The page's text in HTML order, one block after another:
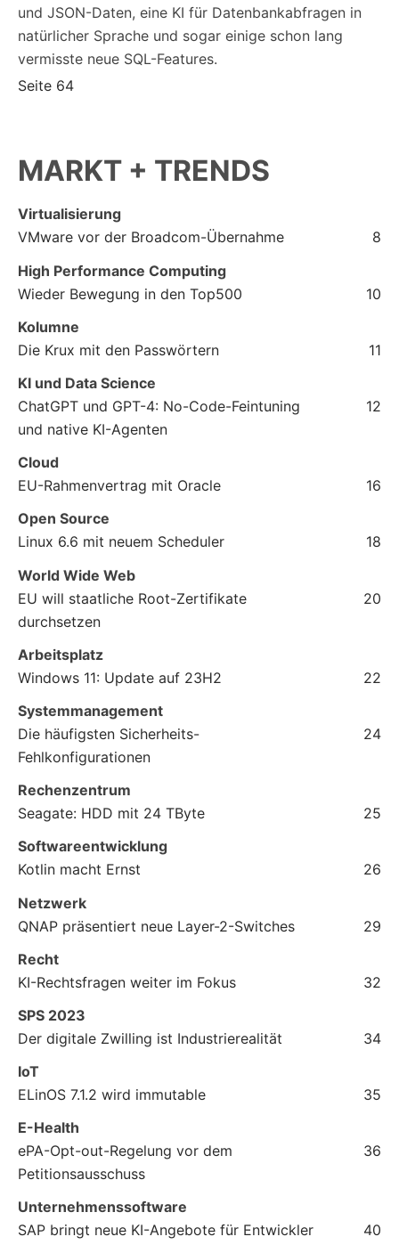
und JSON-Daten, eine KI für Datenbankabfragen in
natürlicher Sprache und sogar einige schon lang
vermisste neue SQL-Features.
Seite 64
MARKT + TRENDS
Virtualisierung
VMware vor der Broadcom-Übernahme
8
High Performance Computing
Wieder Bewegung in den Top500
10
Kolumne
Die Krux mit den Passwörtern
11
KI und Data Science
ChatGPT und GPT-4: No-Code-Feintuning
und native KI-Agenten
12
Cloud
EU-Rahmenvertrag mit Oracle
16
Open Source
Linux 6.6 mit neuem Scheduler
18
World Wide Web
EU will staatliche Root-Zertifikate
durchsetzen
20
Arbeitsplatz
Windows 11: Update auf 23H2
22
Systemmanagement
Die häufigsten Sicherheits-
Fehlkonfigurationen
24
Rechenzentrum
Seagate: HDD mit 24 TByte
25
Softwareentwicklung
Kotlin macht Ernst
26
Netzwerk
QNAP präsentiert neue Layer-2-Switches
29
Recht
KI-Rechtsfragen weiter im Fokus
32
SPS 2023
Der digitale Zwilling ist Industrierealität
34
IoT
ELinOS 7.1.2 wird immutable
35
E-Health
ePA-Opt-out-Regelung vor dem
Petitionsausschuss
36
Unternehmenssoftware
SAP bringt neue KI-Angebote für Entwickler
40